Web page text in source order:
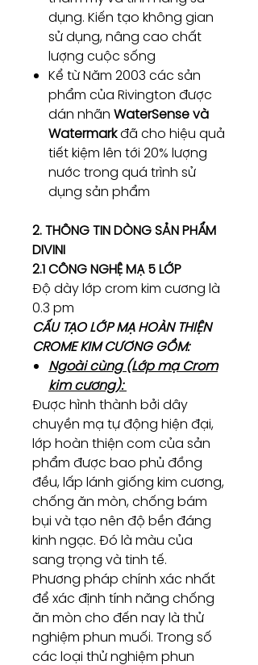
dụng. Kiến tạo không gian
sử dụng, nâng cao chất
lượng cuộc sống
Kể từ Năm 2003 các sản
phẩm của Rivington được
dán nhãn WaterSense và
Watermarkđã cho hiệu quả
tiết kiệm lên tới 20% lượng
nước trong quá trình sử
dụng sản phẩm
2. THÔNG TIN DÒNG SẢN PHẨM
DIVINI
2.1 CÔNG NGHỆ MẠ 5 LỚP
Độ dày lớp crom kim cương là
0.3 pm
CẤU TẠO LỚP MẠ HOÀN THIỆN
CROME KIM CƯƠNG GỒM:
Ngoài cùng (Lớp mạ Crom
kim cương):
Được hình thành bởi dây
chuyền mạ tự động hiện đại,
lớp hoàn thiện com của sản
phẩm được bao phủ đồng
đều, lấp lánh giống kim cương,
chống ăn mòn, chống bám
bụi và tạo nên độ bền đáng
kinh ngạc. Đó là màu của
sang trọng và tinh tế.
Phương pháp chính xác nhất
để xác định tính năng chống
ăn mòn cho đến nay là thử
nghiệm phun muối. Trong số
các loại thử nghiệm phun